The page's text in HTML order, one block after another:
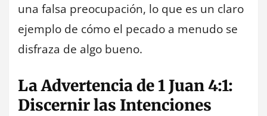
una falsa preocupación, lo que es un claro
ejemplo de cómo el pecado a menudo se
disfraza de algo bueno.
La Advertencia de 1 Juan 4:1:
Discernir las Intenciones